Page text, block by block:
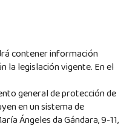
contener información
la legislación vigente. En el
general de protección de
en un sistema de
Ángeles da Gándara, 9-11,